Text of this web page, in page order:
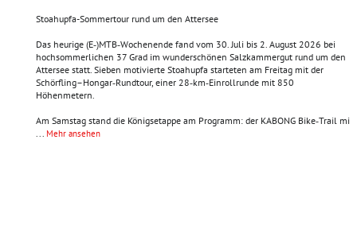
Stoahupfa-Sommertour rund um den Attersee
Das heurige (E‑)MTB‑Wochenende fand vom 30. Juli bis 2. August 2026 bei
hochsommerlichen 37 Grad im wunderschönen Salzkammergut rund um den
Attersee statt. Sieben motivierte Stoahupfa starteten am Freitag mit der
Schörfling–Hongar‑Rundtour, einer 28‑km‑Einrollrunde mit 850
Höhenmetern.
Am Samstag stand die Königsetappe am Programm: der KABONG Bike‑Trail mi
Mehr ansehen